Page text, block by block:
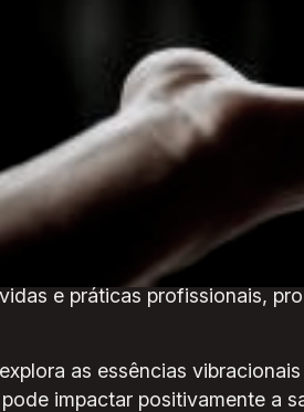
de conteúdo pedagógico
das essências vibracionais
uma compreensão
das maiores conhecedoras de
"Estou animada em
vibracionais”.
visa capacitar os
e práticas profissionais,
as essências
impactar positivamente a